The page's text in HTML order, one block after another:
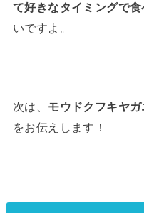
て好きなタイミングで食
いですよ。
次は、 モウドクフキヤ
をお伝えします！